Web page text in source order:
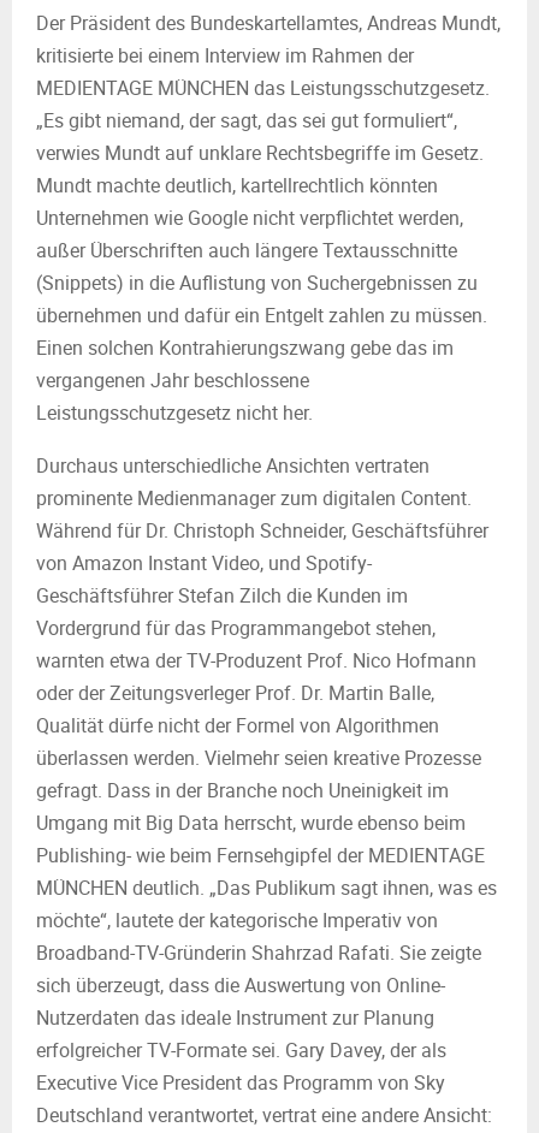
Der Präsident des Bundeskartellamtes, Andreas Mundt,
kritisierte bei einem Interview im Rahmen der
MEDIENTAGE MÜNCHEN das Leistungsschutzgesetz.
„Es gibt niemand, der sagt, das sei gut formuliert“,
verwies Mundt auf unklare Rechtsbegriffe im Gesetz.
Mundt machte deutlich, kartellrechtlich könnten
Unternehmen wie Google nicht verpflichtet werden,
außer Überschriften auch längere Textausschnitte
(Snippets) in die Auflistung von Suchergebnissen zu
übernehmen und dafür ein Entgelt zahlen zu müssen.
Einen solchen Kontrahierungszwang gebe das im
vergangenen Jahr beschlossene
Leistungsschutzgesetz nicht her.
Durchaus unterschiedliche Ansichten vertraten
prominente Medienmanager zum digitalen Content.
Während für Dr. Christoph Schneider, Geschäftsführer
von Amazon Instant Video, und Spotify-
Geschäftsführer Stefan Zilch die Kunden im
Vordergrund für das Programmangebot stehen,
warnten etwa der TV-Produzent Prof. Nico Hofmann
oder der Zeitungsverleger Prof. Dr. Martin Balle,
Qualität dürfe nicht der Formel von Algorithmen
überlassen werden. Vielmehr seien kreative Prozesse
gefragt. Dass in der Branche noch Uneinigkeit im
Umgang mit Big Data herrscht, wurde ebenso beim
Publishing- wie beim Fernsehgipfel der MEDIENTAGE
MÜNCHEN deutlich. „Das Publikum sagt ihnen, was es
möchte“, lautete der kategorische Imperativ von
Broadband-TV-Gründerin Shahrzad Rafati. Sie zeigte
sich überzeugt, dass die Auswertung von Online-
Nutzerdaten das ideale Instrument zur Planung
erfolgreicher TV-Formate sei. Gary Davey, der als
Executive Vice President das Programm von Sky
Deutschland verantwortet, vertrat eine andere Ansicht: